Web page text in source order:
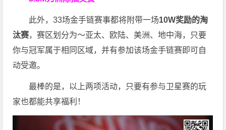
此外，33场金手链赛事都将附带一场10W奖励的淘
汰赛，赛区划分为～亚太、欧陆、美洲、地中海，只要
你与冠军属于相同区域，并有参加该场金手链赛即可自
动受邀。
最棒的是，以上两项活动，只要有参与卫星赛的玩
家也都能共享福利！